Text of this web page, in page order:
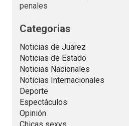
penales
Categorias
Noticias de Juarez
Noticias de Estado
Noticias Nacionales
Noticias Internacionales
Deporte
Espectáculos
Opinión